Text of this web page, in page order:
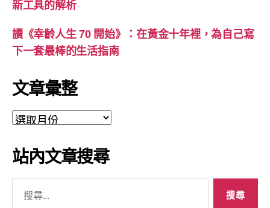
新工具的解析
讀《幸齡人生 70 開始》：在黃金十年裡，為自己寫
下一套最棒的生活指南
文章彙整
文
彙
整
站內文章搜尋